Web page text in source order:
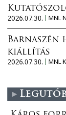
2026.07.30.
MNL
Barnaszén
kiállítás
2026.07.30.
MNL